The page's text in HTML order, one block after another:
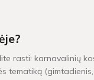
rasti: karnavalinių